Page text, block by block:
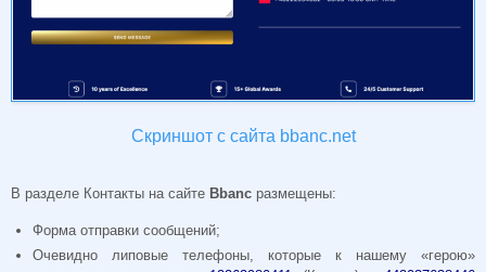
Скриншот с сайта bbanc.net
В разделе Контакты на сайте Bbanc размещены:
Форма отправки сообщений;
Очевидно липовые телефоны, которые к нашему «герою»